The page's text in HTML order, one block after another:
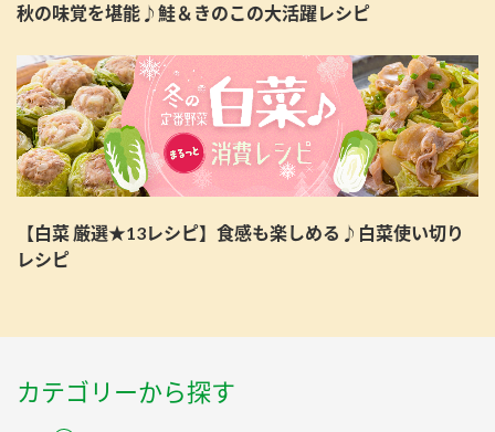
秋の味覚を堪能♪鮭＆きのこの大活躍レシピ
【白菜 厳選★13レシピ】食感も楽しめる♪白菜使い切り
レシピ
カテゴリーから探す